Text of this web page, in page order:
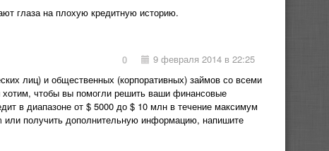
глаза на плохую кредитную историю.
9 февраля 2014 в 22:25
0
лиц) и общественных (корпоративных) займов со всеми
чтобы вы помогли решить ваши финансовые
в диапазоне от $ 5000 до $ 10 млн в течение максимум
получить дополнительную информацию, напишите